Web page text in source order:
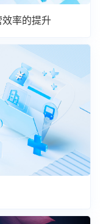
率的提升